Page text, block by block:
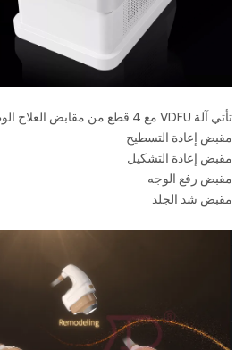
تأتي آلة VDFU مع 4 قطع من مقابض العلاج الوظيفية المختلفة:
مقبض إعادة التسطيح
مقبض إعادة التشكيل
مقبض رفع الوجه
مقبض شد الجلد